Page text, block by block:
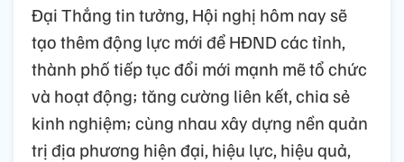
Đại Thắng tin tưởng, Hội nghị hôm nay sẽ
tạo thêm động lực mới để HĐND các tỉnh,
thành phố tiếp tục đổi mới mạnh mẽ tổ chức
và hoạt động; tăng cường liên kết, chia sẻ
kinh nghiệm; cùng nhau xây dựng nền quản
trị địa phương hiện đại, hiệu lực, hiệu quả,